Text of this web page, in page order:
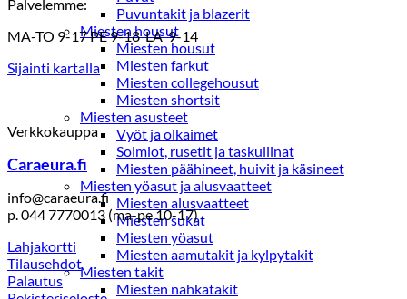
Puvuntakit ja blazerit
Miesten housut
Miesten housut
Miesten farkut
Miesten collegehousut
Miesten shortsit
Miesten asusteet
Vyöt ja olkaimet
Solmiot, rusetit ja taskuliinat
Miesten päähineet, huivit ja käsineet
Miesten yöasut ja alusvaatteet
Miesten alusvaatteet
Miesten sukat
Miesten yöasut
Miesten aamutakit ja kylpytakit
Miesten takit
Miesten nahkatakit
Palvelemme:
MA-TO 9-17 PE 9-18 LA 9-14
Sijainti kartalla
Verkkokauppa
Caraeura.fi
info@caraeura.fi
p. 044 7770013 (ma-pe 10-17)
Lahjakortti
Tilausehdot
Palautus